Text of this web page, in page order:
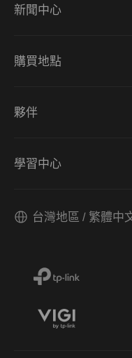
新聞中心
購買地點
夥伴
學習中心
台灣地區 / 繁體中